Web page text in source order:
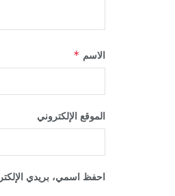
الاسم *
الموقع الإلكتروني
احفظ اسمي، بريدي